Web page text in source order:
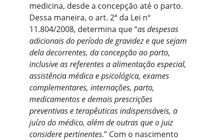
medicina, desde a concepção até o parto.
Dessa maneira, o art. 2ª da Lei nº
11.804/2008, determina que “as despesas
adicionais do período de gravidez e que sejam
dela decorrentes, da concepção ao parto,
inclusive as referentes a alimentação especial,
assistência médica e psicológica, exames
complementares, internações, parto,
medicamentos e demais prescrições
preventivas e terapêuticas indispensáveis, a
juízo do médico, além de outras que o juiz
considere pertinentes.” Com o nascimento